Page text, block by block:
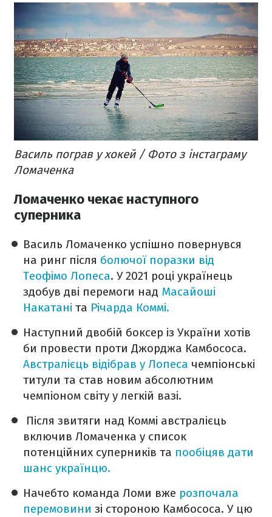
Василь пограв у хокей / Фото з інстаграму
Ломаченка
Ломаченко чекає наступного
суперника
Василь Ломаченко успішно повернувся
на ринг після болючої поразки від
Теофімо Лопеса. У 2021 році українець
здобув дві перемоги над Масайоші
Накатані та Річарда Коммі.
Наступний двобій боксер із України хотів
би провести проти Джорджа Камбососа.
Австралієць відібрав у Лопеса чемпіонські
титули та став новим абсолютним
чемпіоном світу у легкій вазі.
Після звитяги над Коммі австралієць
включив Ломаченка у список
потенційних суперників та пообіцяв дати
шанс українцю.
Начебто команда Ломи вже розпочала
перемовини зі стороною Камбососа. У цю